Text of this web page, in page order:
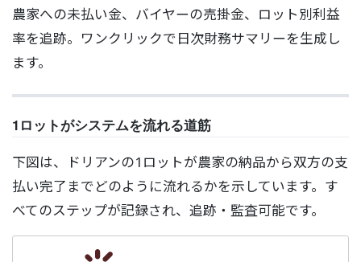
農家への未払い金、バイヤーの売掛金、ロット別利益
率を追跡。ワンクリックで日次財務サマリーを生成し
ます。
1ロットがシステムを流れる道筋
下図は、ドリアンの1ロットが農家の納品から双方の支
払い完了までどのように流れるかを示しています。す
べてのステップが記録され、追跡・監査可能です。